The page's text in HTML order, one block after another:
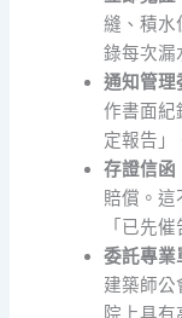
縫、積水
錄每次漏
通知管理
作書面紀
定報告」
存證信函
賠償。這
「已先
委託專業
建築師公